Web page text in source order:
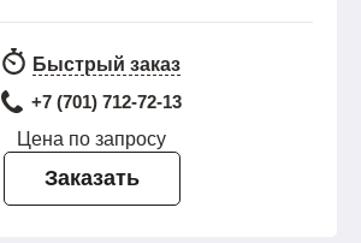
Быстрый заказ
+7 (701) 712-72-13
Цена по запросу
Заказать